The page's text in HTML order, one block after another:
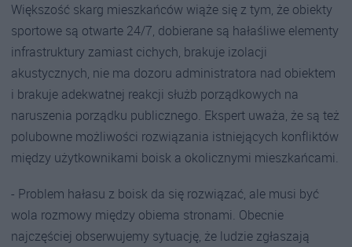
Większość skarg mieszkańców wiąże się z tym, że obiekty
sportowe są otwarte 24/7, dobierane są hałaśliwe elementy
infrastruktury zamiast cichych, brakuje izolacji
akustycznych, nie ma dozoru administratora nad obiektem
i brakuje adekwatnej reakcji służb porządkowych na
naruszenia porządku publicznego. Ekspert uważa, że są też
polubowne możliwości rozwiązania istniejących konfliktów
między użytkownikami boisk a okolicznymi mieszkańcami.
- Problem hałasu z boisk da się rozwiązać, ale musi być
wola rozmowy między obiema stronami. Obecnie
najczęściej obserwujemy sytuację, że ludzie zgłaszają